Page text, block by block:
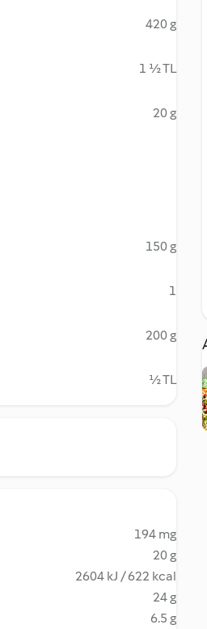
420 g
1 ½ TL
20 g
150 g
1
200 g
½ TL
194 mg
20 g
2604 kJ / 622 kcal
24 g
6.5 g